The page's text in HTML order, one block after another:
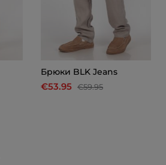
Брюки BLK Jeans
€53.95 €59.95